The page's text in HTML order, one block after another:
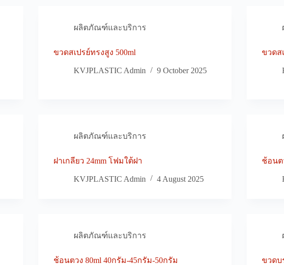
ผลิตภัณฑ์และบริการ
ขวดสเปรย์ทรงสูง 500ml
KVJPLASTIC Admin 9 October 2025
ขวดส
ผลิตภัณฑ์และบริการ
ฝาเกลียว 24mm โฟมใต้ฝา
KVJPLASTIC Admin 4 August 2025
ช้อนต
ผลิตภัณฑ์และบริการ
ช้อนตวง 80ml 40กรัม-45กรัม-50กรัม ขวดบ